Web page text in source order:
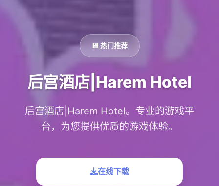
💾 热门推荐
后宫酒店|Harem Hotel
后宫酒店|Harem Hotel。专业的游戏平
台，为您提供优质的游戏体验。
在线下载